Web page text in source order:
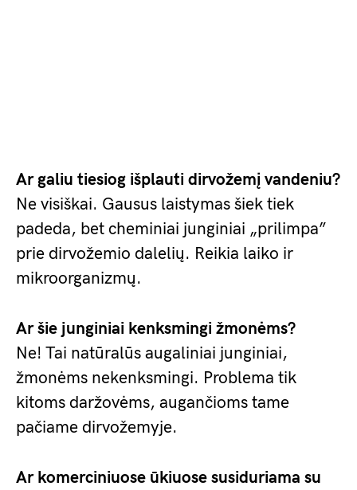
Ar galiu tiesiog išplauti dirvožemį vandeniu?
Ne visiškai. Gausus laistymas šiek tiek
padeda, bet cheminiai junginiai „prilimpa”
prie dirvožemio dalelių. Reikia laiko ir
mikroorganizmų.
Ar šie junginiai kenksmingi žmonėms?
Ne! Tai natūralūs augaliniai junginiai,
žmonėms nekenksmingi. Problema tik
kitoms daržovėms, augančioms tame
pačiame dirvožemyje.
Ar komerciniuose ūkiuose susiduriama su